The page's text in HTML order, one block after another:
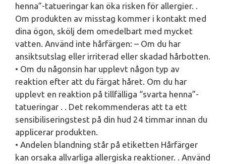
henna”-tatueringar kan öka risken för allergier. .
Om produkten av misstag kommer i kontakt med
dina ögon, skölj dem omedelbart med mycket
vatten. Använd inte hårfärgen: – Om du har
ansiktsutslag eller irriterad eller skadad hårbotten.
• Om du någonsin har upplevt någon typ av
reaktion efter att du färgat håret. Om du har
upplevt en reaktion på tillfälliga “svarta henna”-
tatueringar . . Det rekommenderas att ta ett
sensibiliseringstest på din hud 24 timmar innan du
applicerar produkten.
• Andelen blandning står på etiketten Hårfärger
kan orsaka allvarliga allergiska reaktioner. . Använd